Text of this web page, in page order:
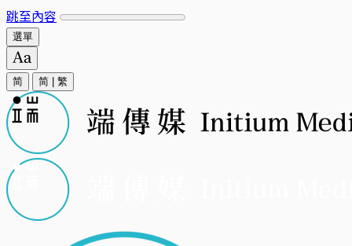
跳至內容
選單
简 简 繁